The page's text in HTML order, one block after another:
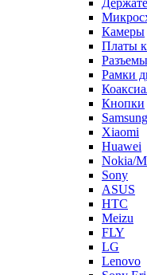
Камеры
Платы
Рамки
Кнопки
Samsung
Xiaomi
Huawei
Nokia/
Sony
ASUS
HTC
Meizu
FLY
LG
Lenovo